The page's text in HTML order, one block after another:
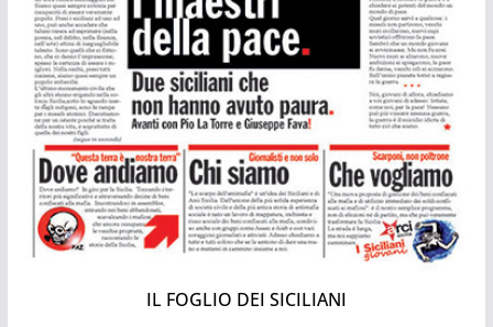
IL FOGLIO DEI SICILIANI